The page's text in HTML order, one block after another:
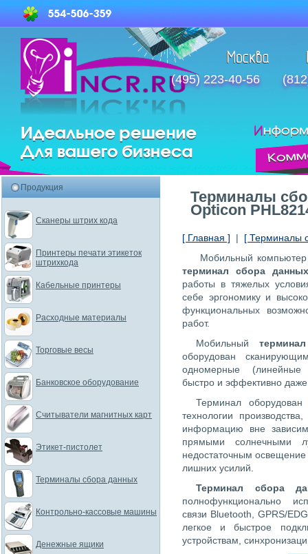
(495) 223-40-56
Терминалы
Opticon
[ Главная ] | [ Терминалы
Мобильный
терминал сбора данных
работы в тяжелых
себе эргономику и
функциональных
работ.
Мобильный
оборудован
одномерные (линейные
быстро и эффективно даже
Терминал
технологии
информацию вне
прямыми солнечными
недостаточным
лишних усилий.
Терминал сбора
полнофункционально
связи Bluetooth, GPRS/
легкое и быстрое
устройствам,
Продукция
Сканеры штрих кода
Принтеры печати этикеток
штрихкода
Кабельные принтеры
Расходные материалы
Торговые весы
Банковское оборудование
Считыватели магнитных карт
Этикет-пистолет
Терминалы сбора данных
Контрольно-кассовые машины
Денежные ящики